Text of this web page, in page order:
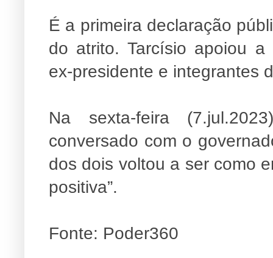
É a primeira declaração
do atrito. Tarcísio apoiou a
ex-presidente e integrantes
Na sexta-feira
conversado com o
dos dois voltou a ser como
positiva”.
Fonte: Poder360